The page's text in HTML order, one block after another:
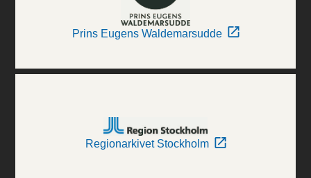
Prins Eugens Waldemarsudde
Regionarkivet Stockholm